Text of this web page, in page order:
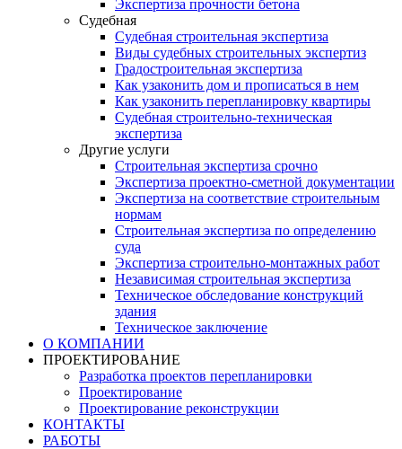
Экспертиза прочности бетона
Судебная
Судебная строительная экспертиза
Виды судебных строительных экспертиз
Градостроительная экспертиза
Как узаконить дом и прописаться в нем
Как узаконить перепланировку квартиры
Судебная строительно-техническая
экспертиза
Другие услуги
Строительная экспертиза срочно
Экспертиза проектно-сметной документации
Экспертиза на соответствие строительным
нормам
Строительная экспертиза по определению
суда
Экспертиза строительно-монтажных работ
Независимая строительная экспертиза
Техническое обследование конструкций
здания
Техническое заключение
О КОМПАНИИ
ПРОЕКТИРОВАНИЕ
Разработка проектов перепланировки
Проектирование
Проектирование реконструкции
КОНТАКТЫ
РАБОТЫ